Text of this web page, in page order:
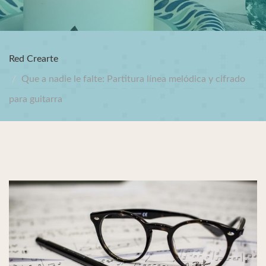
Red Crearte
Que a nadie le falte: Partitura línea melódica y cifrado
para guitarra